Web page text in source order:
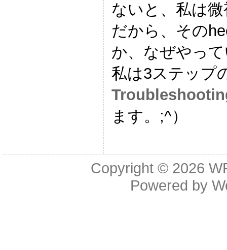
ないと、私は
だから、その
か、なぜやっ
私は3ステップ
ます。;^）
Copyright © 2026
Powered by